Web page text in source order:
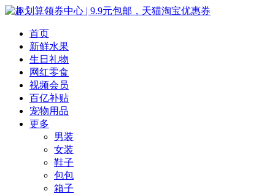
首页
新鲜水果
生日礼物
网红零食
视频会员
百亿补贴
宠物用品
更多
男装
女装
鞋子
包包
箱子